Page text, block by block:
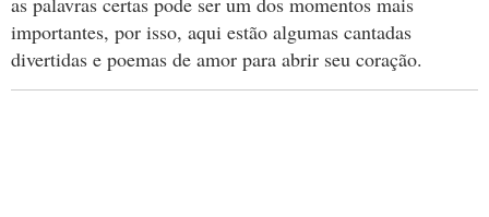
importantes, por isso, aqui estão algumas cantadas
divertidas e poemas de amor para abrir seu coração.